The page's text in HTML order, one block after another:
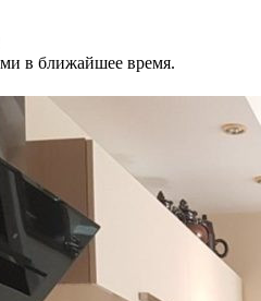
в ближайшее время.